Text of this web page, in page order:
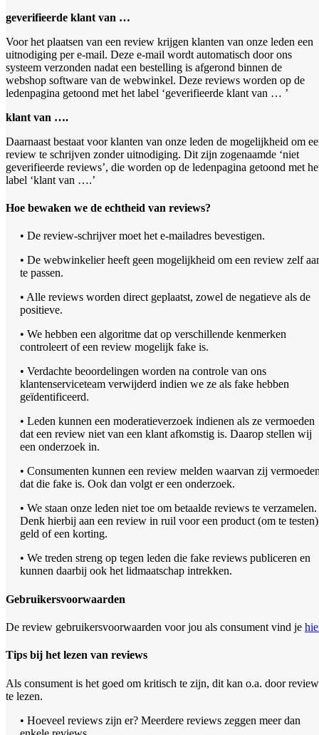
geverifieerde klant van …
Voor het plaatsen van een review krijgen klanten van onze leden een
uitnodiging per e-mail. Deze e-mail wordt automatisch door ons
systeem verzonden nadat een bestelling is afgerond binnen de
webshop software van de webwinkel. Deze reviews worden op de
ledenpagina getoond met het label ‘geverifieerde klant van … ’
klant van ….
Daarnaast bestaat voor klanten van onze leden de mogelijkheid om
review te schrijven zonder uitnodiging. Dit zijn zogenaamde ‘niet
geverifieerde reviews’, die worden op de ledenpagina getoond met
label ‘klant van ….’
Hoe bewaken we de echtheid van reviews?
• De review-schrijver moet het e-mailadres bevestigen.
• De webwinkelier heeft geen mogelijkheid om een review zelf
te passen.
• Alle reviews worden direct geplaatst, zowel de negatieve als de
positieve.
• We hebben een algoritme dat op verschillende kenmerken
controleert of een review mogelijk fake is.
• Verdachte beoordelingen worden na controle van ons
klantenserviceteam verwijderd indien we ze als fake hebben
geïdentificeerd.
• Leden kunnen een moderatieverzoek indienen als ze vermoeden
dat een review niet van een klant afkomstig is. Daarop stellen wij
een onderzoek in.
• Consumenten kunnen een review melden waarvan zij
dat die fake is. Ook dan volgt er een onderzoek.
• We staan onze leden niet toe om betaalde reviews te verzamelen.
Denk hierbij aan een review in ruil voor een product (om te
geld of een korting.
• We treden streng op tegen leden die fake reviews publiceren en
kunnen daarbij ook het lidmaatschap intrekken.
Gebruikersvoorwaarden
De review gebruikersvoorwaarden voor jou als consument vind je
Tips bij het lezen van reviews
Als consument is het goed om kritisch te zijn, dit kan o.a. door
te lezen.
• Hoeveel reviews zijn er? Meerdere reviews zeggen meer dan